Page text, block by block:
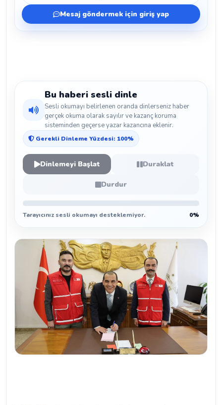
Mesaj göndermek için giriş yap
Bu haberi sesli dinle
Sesli okumayı belirlenen oranda dinlerseniz haber
gerçek okuma olarak sayılır ve kazanç koruma
sisteminden geçerse yazar kazancına eklenir.
Gerekli Dinleme Yüzdesi: 100%
Dinlemeyi Başlat Duraklat
Durdur
Tarayıcınız sesli okumayı desteklemiyor. 0%